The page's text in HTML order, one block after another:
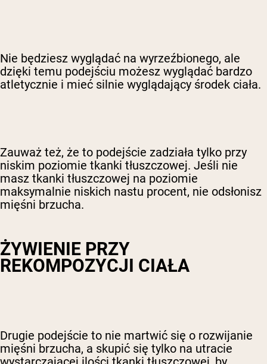
Nie będziesz wyglądać na wyrzeźbionego, ale
dzięki temu podejściu możesz wyglądać bardzo
atletycznie i mieć silnie wyglądający środek ciała.
Zauważ też, że to podejście zadziała tylko przy
niskim poziomie tkanki tłuszczowej. Jeśli nie
masz tkanki tłuszczowej na poziomie
maksymalnie niskich nastu procent, nie odsłonisz
mięśni brzucha.
ŻYWIENIE PRZY
REKOMPOZYCJI CIAŁA
Drugie podejście to nie martwić się o rozwijanie
mięśni brzucha, a skupić się tylko na utracie